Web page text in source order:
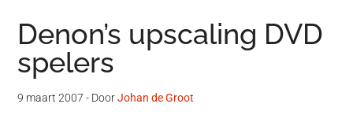
Denon’s upscaling DVD
spelers
9 maart 2007 - DoorJohan de Groot